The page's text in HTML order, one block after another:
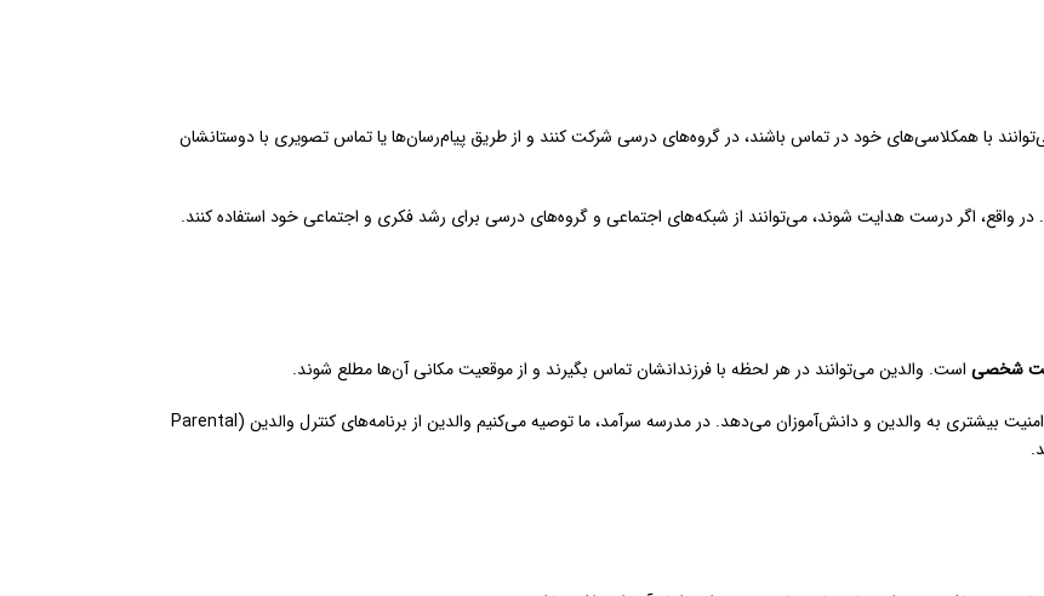
با همکلاسی‌های خود در تماس باشند، در گروه‌های درسی شرکت کنند و از طریق پیام‌رسان‌ها یا تماس تصویری با دوستانشان
واقع، اگر درست هدایت شوند، می‌توانند از شبکه‌های اجتماعی و گروه‌های درسی برای رشد فکری و اجتماعی خود استفاده کنند.
شخصی است. والدین می‌توانند در هر لحظه با فرزندانشان تماس بگیرند و از موقعیت مکانی آن‌ها مطلع شوند.
به‌خصوص در مسیر رفت‌و‌آمد به مدرسه، داشتن تلفن همراه حس امنیت بیشتری به والدین و دانش‌آموزان می‌دهد. در مدرسه سرآمد، ما توصیه می‌کنیم والدین از برنامه‌های کنترل والدین (Parental